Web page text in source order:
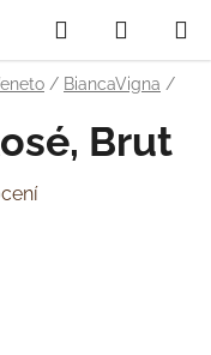
Hledat
KOŠÍK
/ BiancaVigna /
Brut